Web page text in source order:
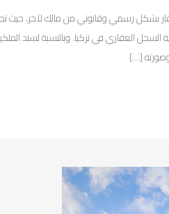
بشكل رسمي وقانوني من مالك لآخر، حيث
السجل العقاري في تركيا. وبالنسبة لسند
[…]